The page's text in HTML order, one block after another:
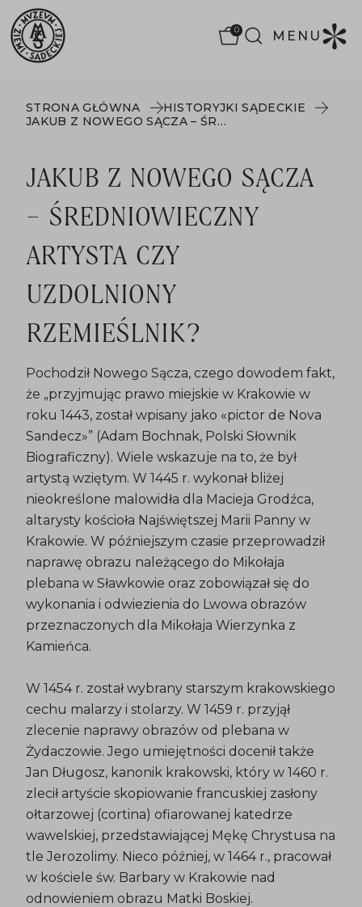
0 MENU
STRONA GŁÓWNA
HISTORYJKI SĄDECKIE
JAKUB Z NOWEGO SĄCZA – ŚREDNIOWIECZNY ARTYSTA CZY UZDOLNIONY RZEMIEŚLNIK?
JAKUB Z NOWEGO SĄCZA
– ŚREDNIOWIECZNY
ARTYSTA CZY
UZDOLNIONY
RZEMIEŚLNIK?
Pochodził Nowego Sącza, czego dowodem fakt,
że „przyjmując prawo miejskie w Krakowie w
roku 1443, został wpisany jako «pictor de Nova
Sandecz»” (Adam Bochnak, Polski Słownik
Biograficzny). Wiele wskazuje na to, że był
artystą wziętym. W 1445 r. wykonał bliżej
nieokreślone malowidła dla Macieja Grodźca,
altarysty kościoła Najświętszej Marii Panny w
Krakowie. W późniejszym czasie przeprowadził
naprawę obrazu należącego do Mikołaja
plebana w Sławkowie oraz zobowiązał się do
wykonania i odwiezienia do Lwowa obrazów
przeznaczonych dla Mikołaja Wierzynka z
Kamieńca.
W 1454 r. został wybrany starszym krakowskiego
cechu malarzy i stolarzy. W 1459 r. przyjął
zlecenie naprawy obrazów od plebana w
Żydaczowie. Jego umiejętności docenił także
Jan Długosz, kanonik krakowski, który w 1460 r.
zlecił artyście skopiowanie francuskiej zasłony
ołtarzowej (cortina) ofiarowanej katedrze
wawelskiej, przedstawiającej Mękę Chrystusa na
tle Jerozolimy. Nieco później, w 1464 r., pracował
w kościele św. Barbary w Krakowie nad
odnowieniem obrazu Matki Boskiej.